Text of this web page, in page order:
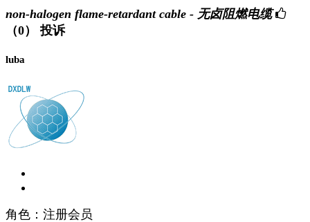
non-halogen flame-retardant cable - 无卤阻燃电缆
（0）
投诉
luba
角色：注册会员